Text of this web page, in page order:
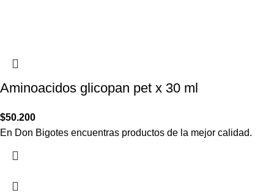
Aminoacidos glicopan pet x 30 ml
$50.200
En Don Bigotes encuentras productos de la mejor calidad.